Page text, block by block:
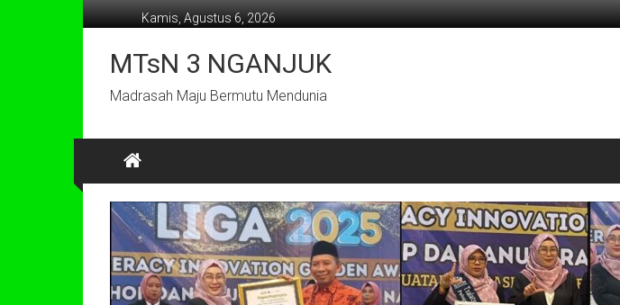
ke
Kamis, Agustus 6, 2026
MTsN 3 NGANJUK
Madrasah Maju Bermutu Mendunia